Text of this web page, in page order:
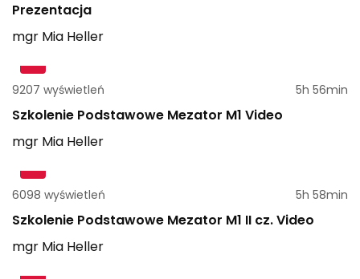
Prezentacja
mgr Mia Heller
9207 wyświetleń 5h 56min
Szkolenie Podstawowe Mezator M1 Video
mgr Mia Heller
6098 wyświetleń 5h 58min
Szkolenie Podstawowe Mezator M1 II cz. Video
mgr Mia Heller